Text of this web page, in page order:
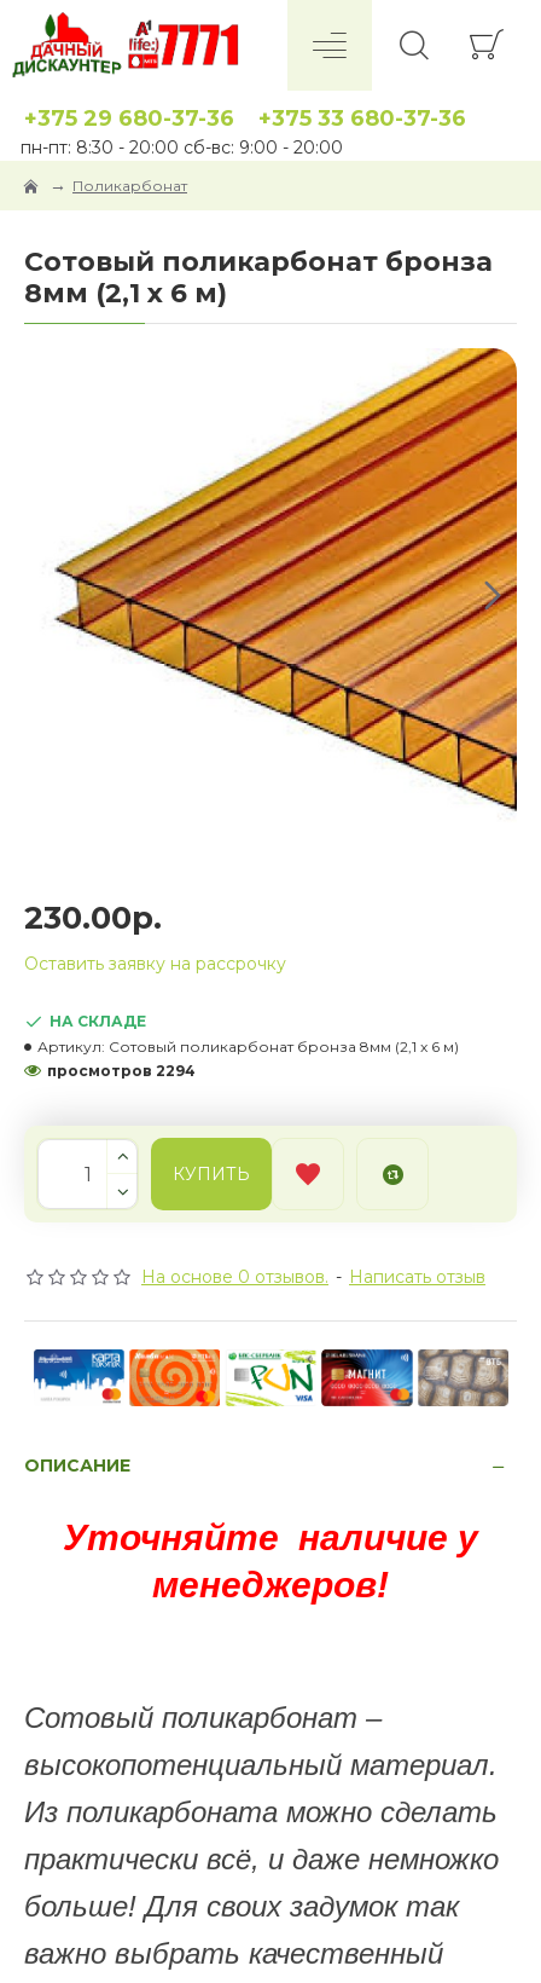
+375 29 680-37-36 +375 33 680-37-36
пн-пт: 8:30 - 20:00 сб-вс: 9:00 - 20:00
Поликарбонат
Сотовый поликарбонат бронза
8мм (2,1 x 6 м)
НА СКЛАДЕ
Артикул: Сотовый поликарбонат бронза 8мм (2,1 x 6 м)
просмотров 2294
На основе 0 отзывов. - Написать отзыв
230.00р.
Оставить заявку на рассрочку
КУПИТЬ
ОПИСАНИЕ
Уточняйте наличие у
менеджеров!
Сотовый поликарбонат –
высокопотенциальный материал.
Из поликарбоната можно сделать
практически всё, и даже немножко
больше! Для своих задумок так
важно выбрать качественный